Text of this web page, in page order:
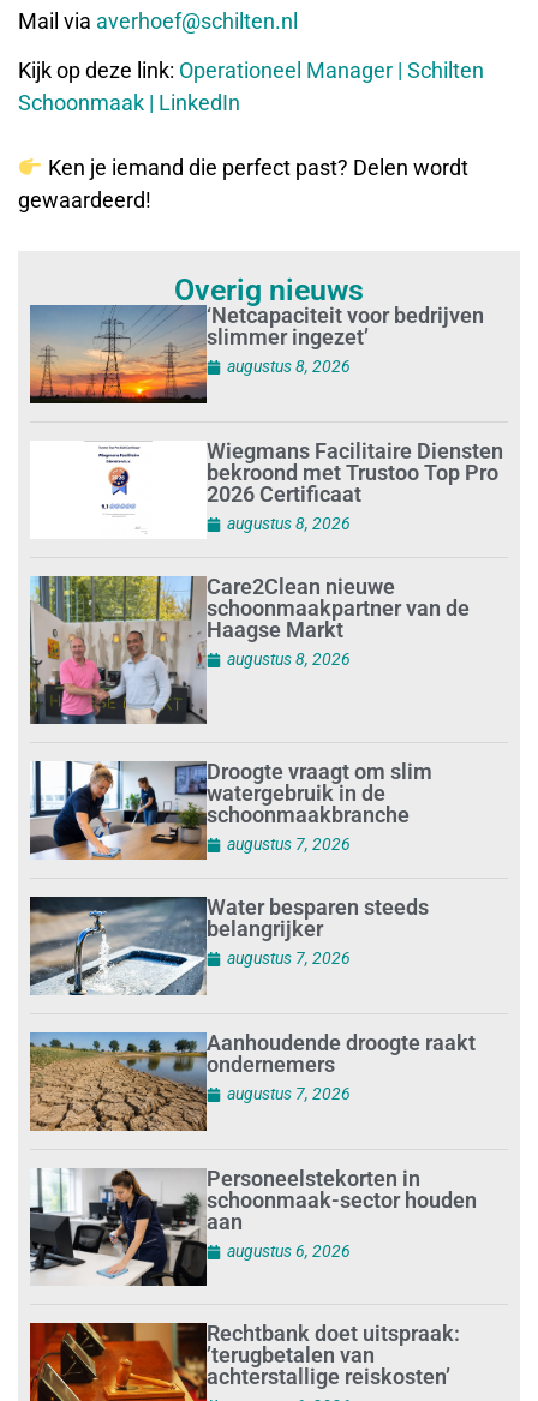
Mail via averhoef@schilten.nl
Kijk op deze link: Operationeel Manager | Schilten
Schoonmaak | LinkedIn
Ken je iemand die perfect past? Delen wordt
gewaardeerd!
Overig nieuws
‘Netcapaciteit voor bedrijven
slimmer ingezet’
augustus 8, 2026
Wiegmans Facilitaire Diensten
bekroond met Trustoo Top Pro
2026 Certificaat
augustus 8, 2026
Care2Clean nieuwe
schoonmaakpartner van de
Haagse Markt
augustus 8, 2026
Droogte vraagt om slim
watergebruik in de
schoonmaakbranche
augustus 7, 2026
Water besparen steeds
belangrijker
augustus 7, 2026
Aanhoudende droogte raakt
ondernemers
augustus 7, 2026
Personeelstekorten in
schoonmaak-sector houden
aan
augustus 6, 2026
Rechtbank doet uitspraak:
’terugbetalen van
achterstallige reiskosten’